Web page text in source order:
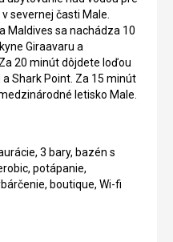
severnej časti Male.
Maldives sa nachádza 10
Giraavaru a
20 minút dôjdete loďou
a Shark Point. Za 15 minút
letisko Male.
3 bary, bazén s
potápanie,
boutique, Wi-fi